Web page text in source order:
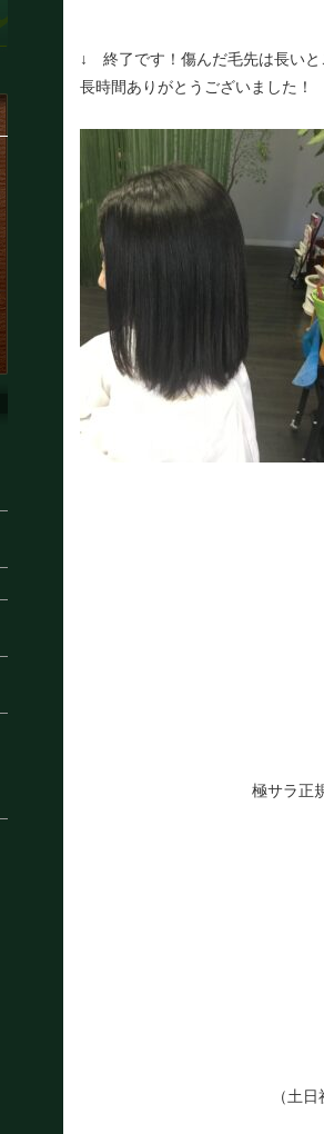
↓ 終了です！傷んだ毛先は長いと
長時間ありがとうございました！
極サラ正
（土